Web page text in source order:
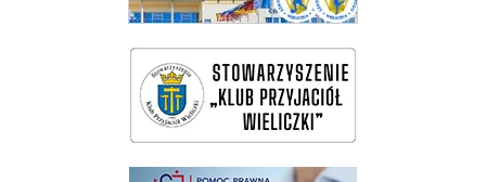
wieliczka-wieliczanie na bis
pomoc prawna wieliczka